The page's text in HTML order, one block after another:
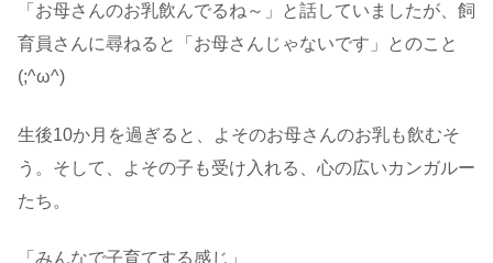
「お母さんのお乳飲んでるね～」と話していましたが、飼
育員さんに尋ねると「お母さんじゃないです」とのこと
(;^ω^)
生後10か月を過ぎると、よそのお母さんのお乳も飲むそ
う。そして、よその子も受け入れる、心の広いカンガルー
たち。
「みんなで子育てする感じ」